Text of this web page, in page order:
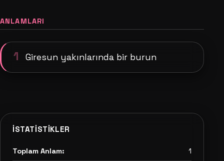
ANLAMLARI
1 Giresun yakınlarında bir burun
İSTATISTIKLER
Toplam Anlam: 1